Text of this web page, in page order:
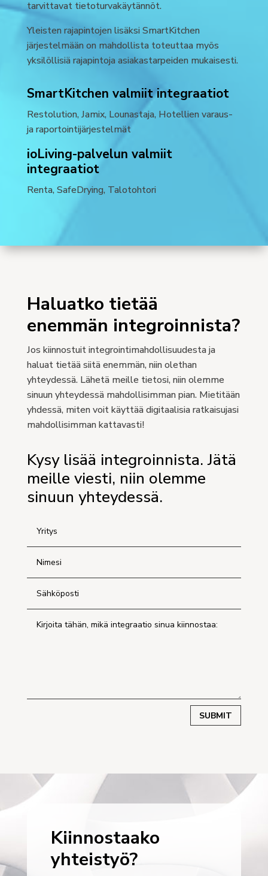
tarvittavat tietoturvakäytännöt.
Yleisten rajapintojen lisäksi SmartKitchen
järjestelmään on mahdollista toteuttaa myös
yksilöllisiä rajapintoja asiakastarpeiden mukaisesti.
SmartKitchen valmiit integraatiot
Restolution, Jamix, Lounastaja, Hotellien varaus-
ja raportointijärjestelmät
ioLiving-palvelun valmiit
integraatiot
Renta, SafeDrying, Talotohtori
Haluatko tietää
enemmän integroinnista?
Jos kiinnostuit integrointimahdollisuudesta ja
haluat tietää siitä enemmän, niin olethan
yhteydessä. Lähetä meille tietosi, niin olemme
sinuun yhteydessä mahdollisimman pian. Mietitään
yhdessä, miten voit käyttää digitaalisia ratkaisujasi
mahdollisimman kattavasti!
Kysy lisää integroinnista. Jätä
meille viesti, niin olemme
sinuun yhteydessä.
SUBMIT
Kiinnostaako
yhteistyö?